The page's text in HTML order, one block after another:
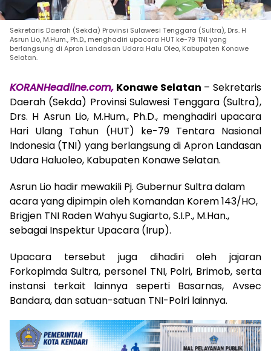
Sekretaris Daerah (Sekda) Provinsi Sulawesi Tenggara (Sultra), Drs. H
Asrun Lio, M.Hum., Ph.D., menghadiri upacara HUT ke-79 TNI yang
berlangsung di Apron Landasan Udara Halu Oleo, Kabupaten Konawe
Selatan.
KORANHeadline.com, Konawe Selatan – Sekretaris
Daerah (Sekda) Provinsi Sulawesi Tenggara (Sultra),
Drs. H Asrun Lio, M.Hum., Ph.D., menghadiri upacara
Hari Ulang Tahun (HUT) ke-79 Tentara Nasional
Indonesia (TNI) yang berlangsung di Apron Landasan
Udara Haluoleo, Kabupaten Konawe Selatan.
Asrun Lio hadir mewakili Pj. Gubernur Sultra dalam
acara yang dipimpin oleh Komandan Korem 143/HO,
Brigjen TNI Raden Wahyu Sugiarto, S.I.P., M.Han.,
sebagai Inspektur Upacara (Irup).
Upacara tersebut juga dihadiri oleh jajaran
Forkopimda Sultra, personel TNI, Polri, Brimob, serta
instansi terkait lainnya seperti Basarnas, Avsec
Bandara, dan satuan-satuan TNI-Polri lainnya.